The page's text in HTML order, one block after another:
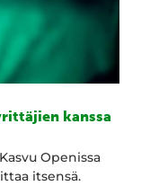
kanssa
Openissa
itsensä.